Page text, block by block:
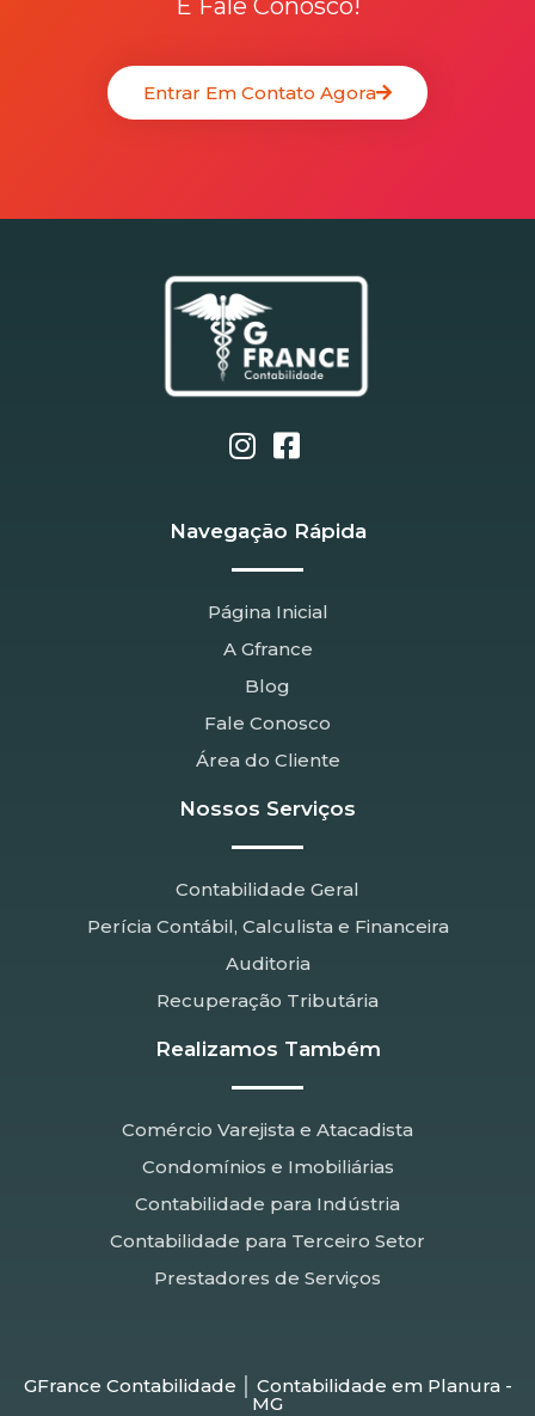
E Fale Conosco!
Entrar Em Contato Agora
Navegação Rápida
Página Inicial
A Gfrance
Blog
Fale Conosco
Área do Cliente
Nossos Serviços
Contabilidade Geral
Perícia Contábil, Calculista e Financeira
Auditoria
Recuperação Tributária
Realizamos Também
Comércio Varejista e Atacadista
Condomínios e Imobiliárias
Contabilidade para Indústria
Contabilidade para Terceiro Setor
Prestadores de Serviços
GFrance Contabilidade │ Contabilidade em Planura -
MG